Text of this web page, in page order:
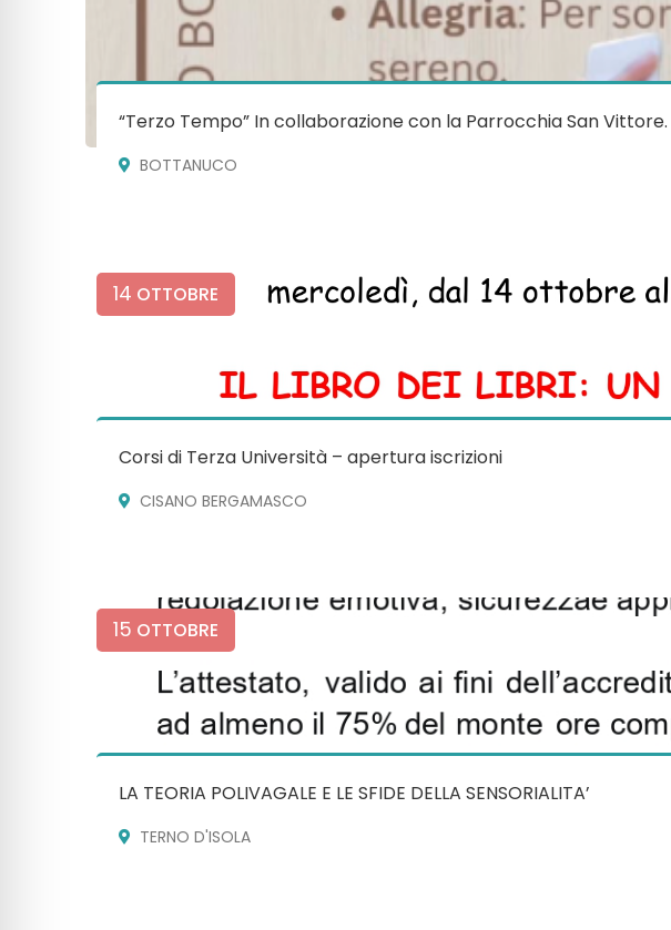
“Terzo Tempo” In collaborazione con la Parrocchia San Vittore.
BOTTANUCO
14 OTTOBRE
Corsi di Terza Università – apertura iscrizioni
CISANO BERGAMASCO
15 OTTOBRE
LA TEORIA POLIVAGALE E LE SFIDE DELLA SENSORIALITA’
TERNO D'ISOLA